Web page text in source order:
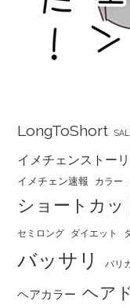
LongToShort
イメチェンストー
イメチェン速報 カラー
ショートカッ
セミロング ダイエット
バッサリ バリ
ヘアカラー ヘア